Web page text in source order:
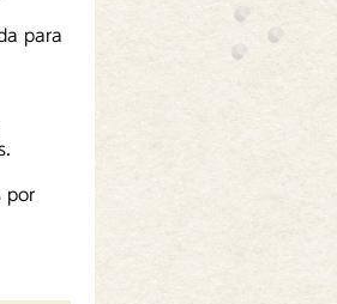
para
por